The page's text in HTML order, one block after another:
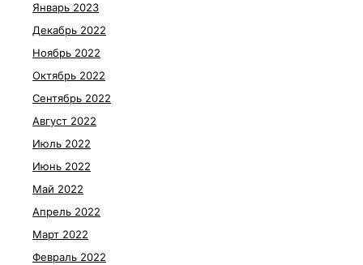
Январь 2023
Декабрь 2022
Ноябрь 2022
Октябрь 2022
Сентябрь 2022
Август 2022
Июль 2022
Июнь 2022
Май 2022
Апрель 2022
Март 2022
Февраль 2022